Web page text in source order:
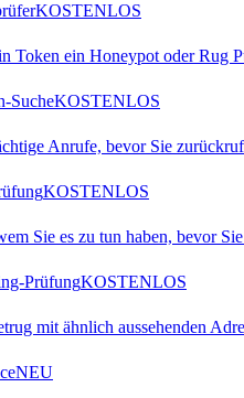
KOSTENLOS
Token ein Honeypot oder Rug
SucheKOSTENLOS
Anrufe, bevor Sie
KOSTENLOS
Sie es zu tun haben, bevor
PrüfungKOSTENLOS
mit ähnlich aussehenden
NEU